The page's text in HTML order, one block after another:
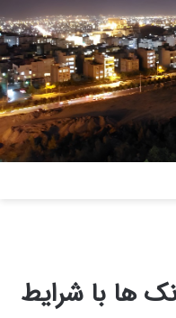
ها با شرایط